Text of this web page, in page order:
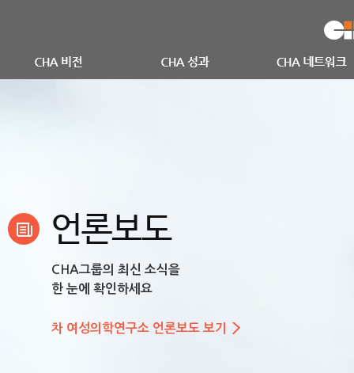
언론보도
CHA그룹의 최신 소식을
한 눈에 확인하세요
차 여성의학연구소 언론보도 보기